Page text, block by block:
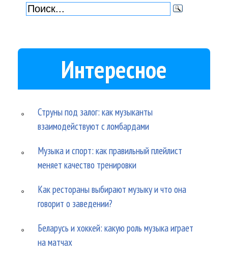
Интересное
Струны под залог: как музыканты
взаимодействуют с ломбардами
Музыка и спорт: как правильный плейлист
меняет качество тренировки
Как рестораны выбирают музыку и что она
говорит о заведении?
Беларусь и хоккей: какую роль музыка играет
на матчах